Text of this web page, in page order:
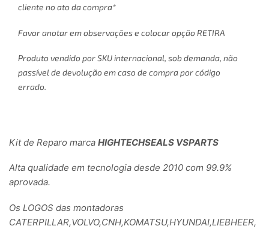
cliente no ato da compra*
Favor anotar em observações e colocar opção RETIRA
Produto vendido por SKU internacional, sob demanda, não
passível de devolução em caso de compra por código
errado.
Kit de Reparo marca HIGHTECHSEALS VSPARTS
Alta qualidade em tecnologia desde 2010 com 99.9%
aprovada.
Os LOGOS das montadoras
CATERPILLAR,VOLVO,CNH,KOMATSU,HYUNDAI,LIEBHEER,